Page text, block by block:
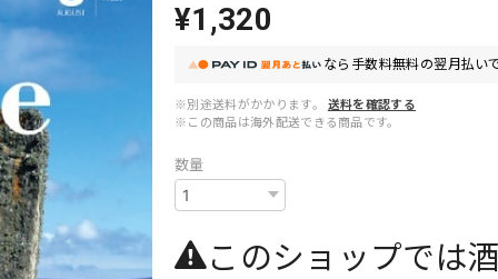
¥1,320
なら 手数料無料の翌月払い
※別途送料がかかります。
送料を確認する
※この商品は海外配送できる商品です。
数量
このショップでは